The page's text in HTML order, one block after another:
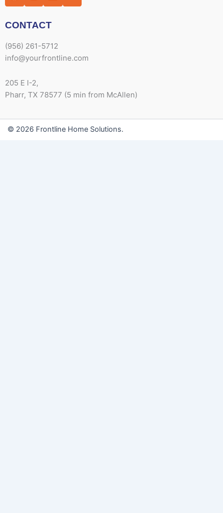
CONTACT
(956) 261-5712
info@yourfrontline.com
205 E I-2,
Pharr, TX 78577 (5 min from McAllen)
© 2026 Frontline Home Solutions.